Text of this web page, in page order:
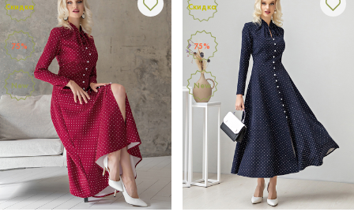
Скидка
75%
New
Скидка
75%
New